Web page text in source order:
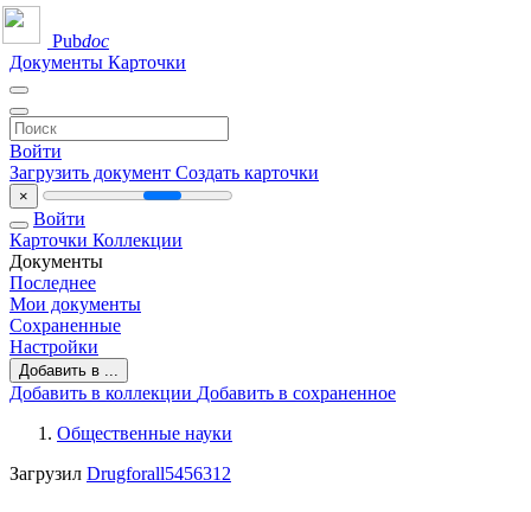
Pubdoc
Документы Карточки
Войти
Загрузить документ Создать карточки
×
Войти
Карточки Коллекции
Документы
Последнее
Мои документы
Сохраненные
Настройки
Добавить в ...
Добавить в коллекции Добавить в сохраненное
Общественные науки
Загрузил Drugforall5456312